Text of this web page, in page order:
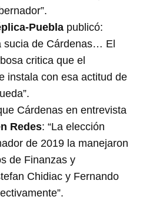
Puebla publicó:
sucia de Cárdenas… El
critica que el
instala con esa actitud de
Cárdenas en entrevista
Redes: “La elección
de 2019 la manejaron
de Finanzas y
Chidiac y Fernando